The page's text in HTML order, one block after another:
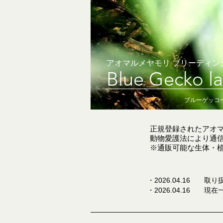
Blue Gecko
アオマルメヤモリ ブリーディン
ブルーゲッコ
正規登録されたアオ
動物愛護法により通
※通販可能な生体・
・2026.04.16 取り扱
・2026.04.16 現在一